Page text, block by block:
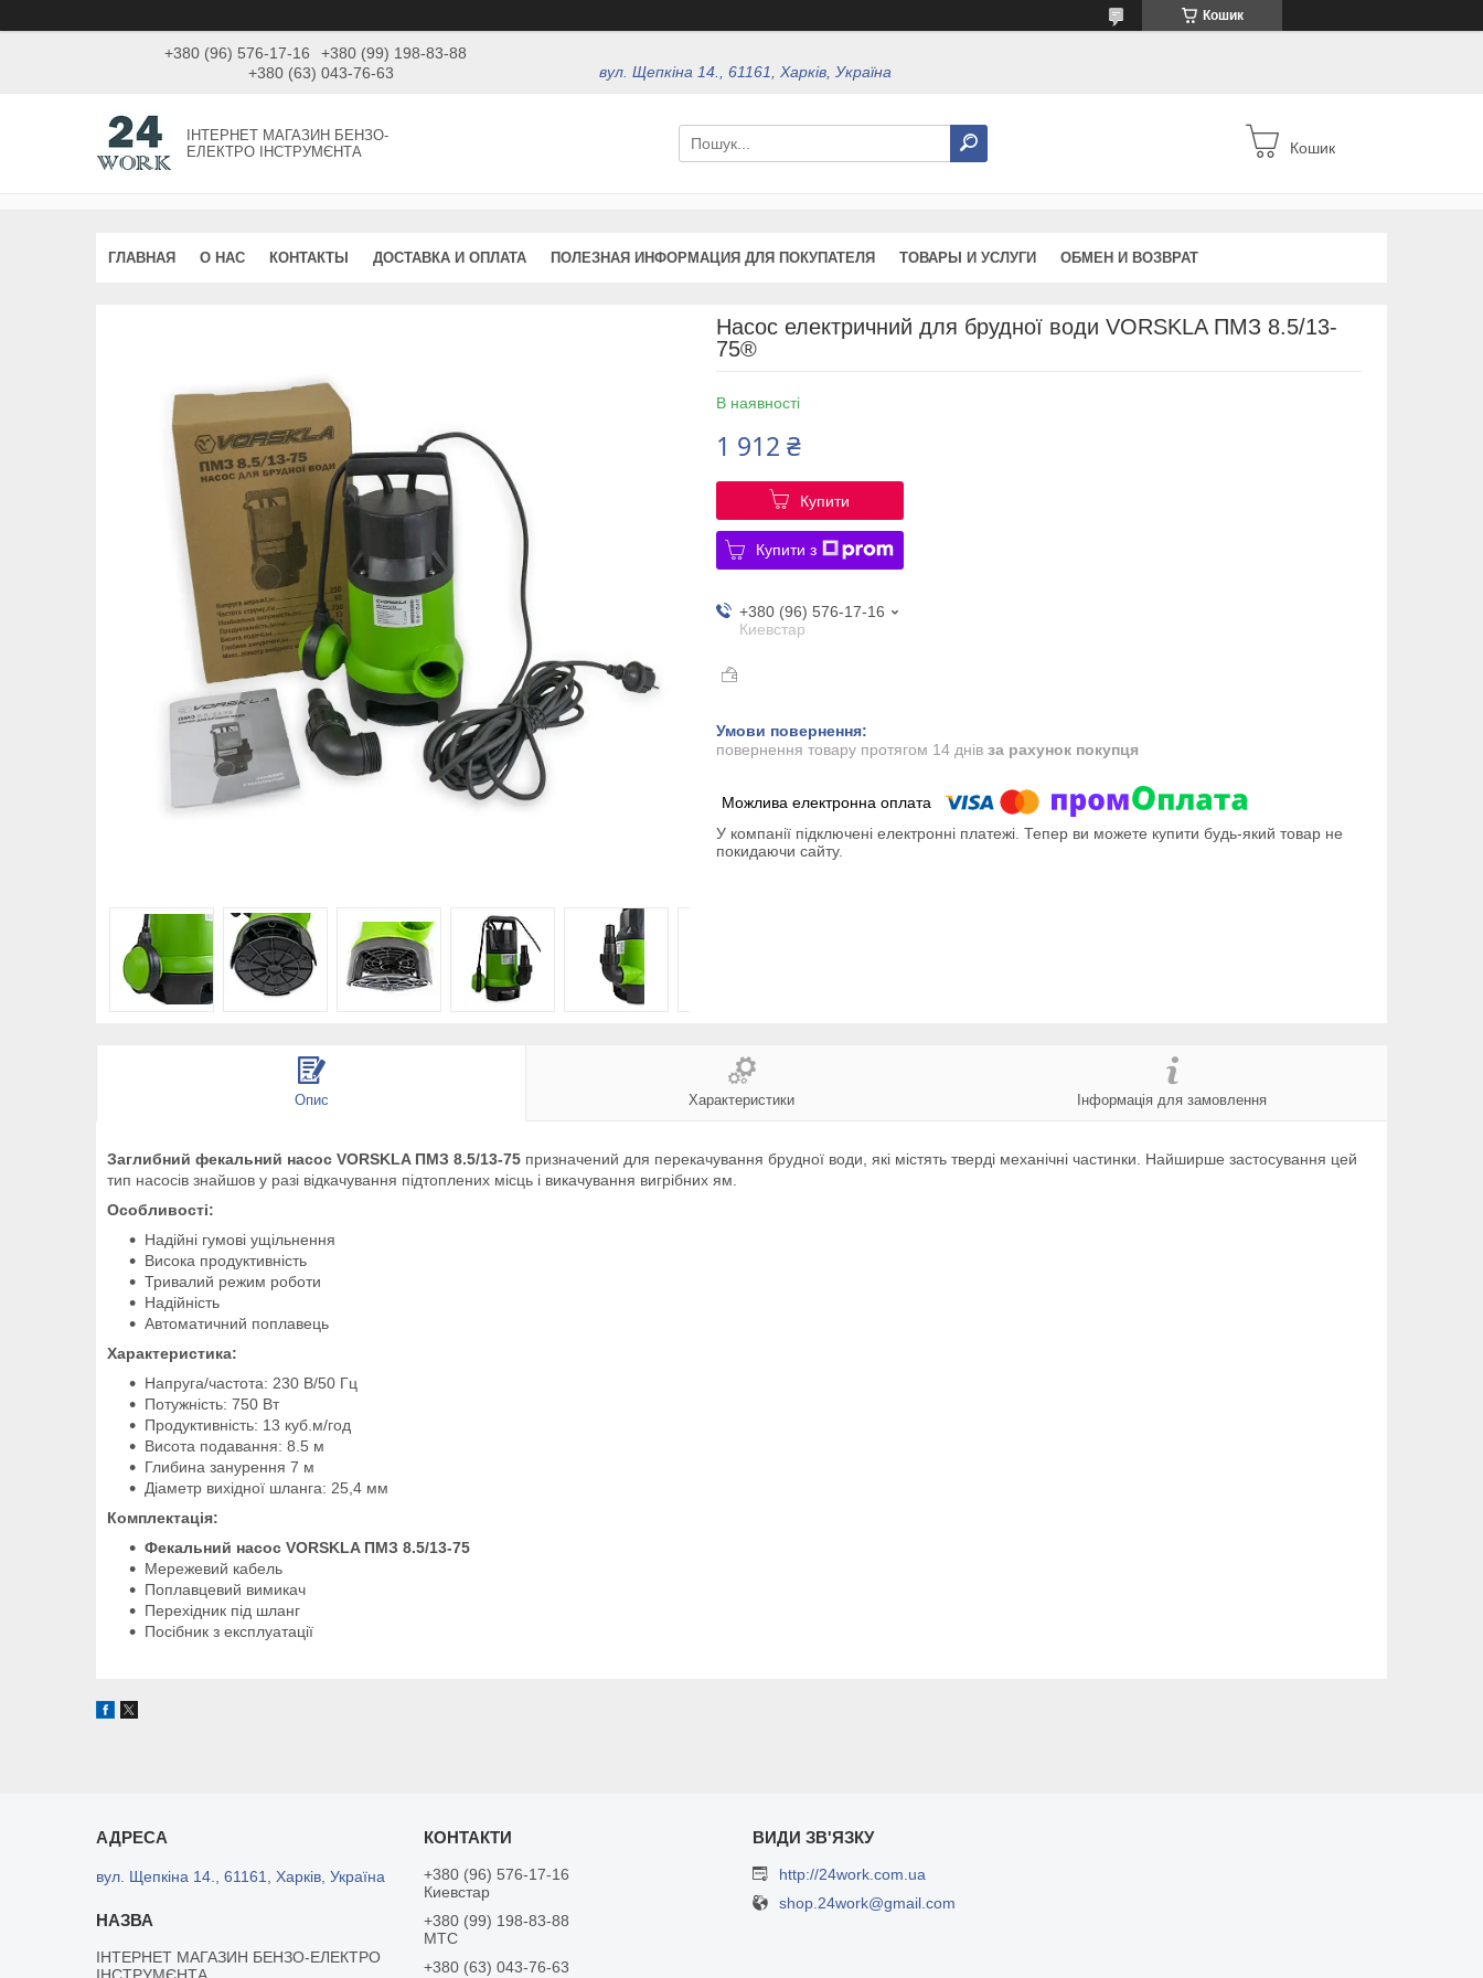
Кошик
+380 (96) 576-17-16
+380 (99) 198-83-88
+380 (63) 043-76-63
вул. Щепкіна 14., 61161, Харків, Україна
ІНТЕРНЕТ МАГАЗИН БЕНЗО-
ЕЛЕКТРО ІНСТРУМЄНТА
Кошик
ГЛАВНАЯ О НАС КОНТАКТЫ ДОСТАВКА И ОПЛАТА ПОЛЕЗНАЯ ИНФОРМАЦИЯ ДЛЯ ПОКУПАТЕЛЯ ТОВАРЫ И УСЛУГИ ОБМЕН И ВОЗВРАТ
Насос електричний для брудної води VORSKLA ПМЗ 8.5/13-
75®
В наявності
1 912 ₴
Купити
Купити з
+380 (96) 576-17-16
Киевстар
повернення товару протягом 14 днів за рахунок покупця
У компанії підключені електронні платежі. Тепер ви можете купити будь-який товар не
покидаючи сайту.
Опис Характеристики Інформація для замовлення
Заглибний фекальний насос VORSKLA ПМЗ 8.5/13-75 призначений для перекачування брудної води, які містять тверді механічні частинки. Найширше застосування цей
тип насосів знайшов у разі відкачування підтоплених місць і викачування вигрібних ям.
Особливості:
Надійні гумові ущільнення
Висока продуктивність
Тривалий режим роботи
Надійність
Автоматичний поплавець
Характеристика:
Напруга/частота: 230 В/50 Гц
Потужність: 750 Вт
Продуктивність: 13 куб.м/год
Висота подавання: 8.5 м
Глибина занурення 7 м
Діаметр вихідної шланга: 25,4 мм
Комплектація:
Фекальний насос VORSKLA ПМЗ 8.5/13-75
Мережевий кабель
Поплавцевий вимикач
Перехідник під шланг
Посібник з експлуатації
вул. Щепкіна 14., 61161, Харків, Україна
ІНТЕРНЕТ МАГАЗИН БЕНЗО-ЕЛЕКТРО
+380 (96) 576-17-16
Киевстар
+380 (99) 198-83-88
MTC
+380 (63) 043-76-63
http://24work.com.ua
shop.24work@gmail.com